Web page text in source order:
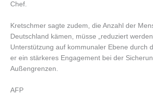
Chef.
Kretschmer sagte zudem, die Anzahl der
Deutschland kämen, müsse „reduziert
Unterstützung auf kommunaler Ebene durch
er ein stärkeres Engagement bei der
Außengrenzen.
AFP